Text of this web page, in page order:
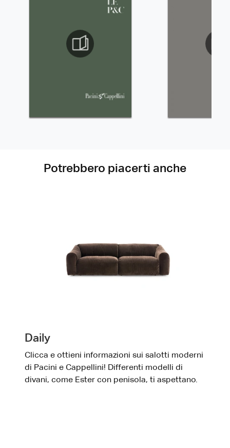
Potrebbero piacerti anche
Daily
Clicca e ottieni informazioni sui salotti moderni
di Pacini e Cappellini! Differenti modelli di
divani, come Ester con penisola, ti aspettano.